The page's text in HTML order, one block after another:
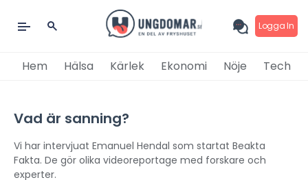
Logga In
Hem Hälsa Kärlek Ekonomi Nöje Tech
Vad är sanning?
Vi har intervjuat Emanuel Hendal som startat Beakta
Fakta. De gör olika videoreportage med forskare och
experter.